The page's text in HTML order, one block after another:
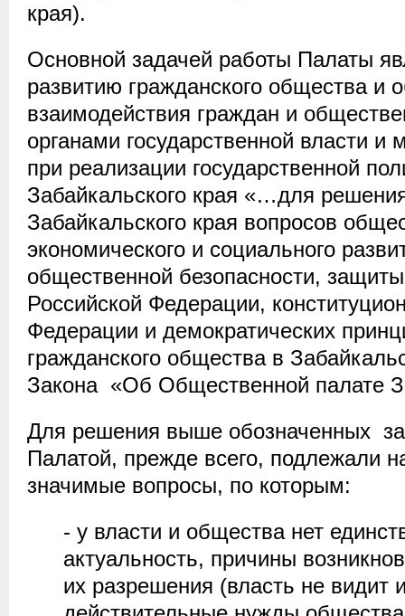
края).
Основной задачей работы Палаты
развитию гражданского общества и
взаимодействия граждан и
органами государственной власти и
при реализации государственной
Забайкальского края «…для
Забайкальского края вопросов
экономического и социального
общественной безопасности,
Российской Федерации,
Федерации и демократических
гражданского общества в
Закона «Об Общественной палате
Для решения выше обозначенных
Палатой, прежде всего, подлежали
значимые вопросы, по которым:
- у власти и общества нет
актуальность, причины
их разрешения (власть не видит